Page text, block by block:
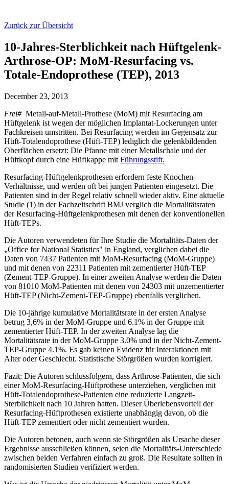
Zurück zur Übersicht
10-Jahres-Sterblichkeit nach Hüftgelenk-
Arthrose-OP: MoM-Resurfacing vs.
Totale-Endoprothese (TEP), 2013
December 23, 2013
Frei# Metall-auf-Metall-Prothese (MoM) mit Resurfacing am
Hüftgelenk ist wegen der möglichen Implantat-Lockerungen unter
Fachkreisen umstritten. Bei Resurfacing werden im Gegensatz zur
Hüft-Totalendoprothese (Hüft-TEP) lediglich die gelenkbildenden
Oberflächen ersetzt: Die Pfanne mit einer Metallschale und der
Hüftkopf durch eine Hüftkappe mit Führungsstift.
Resurfacing-Hüftgelenkprothesen erfordern feste Knochen-
Verhältnisse, und werden oft bei jungen Patienten eingesetzt. Die
Patienten sind in der Regel relativ schnell wieder aktiv. Eine aktuelle
Studie (1) in der Fachzeitschrift BMJ verglich die Mortalitätsraten
der Resurfacing-Hüftgelenkprothesen mit denen der konventionellen
Hüft-TEPs.
Die Autoren verwendeten für Ihre Studie die Mortalitäts-Daten der
„Office for National Statistics" in England, verglichen dabei die
Daten von 7437 Patienten mit MoM-Resurfacing (MoM-Gruppe)
und mit denen von 22311 Patienten mit zementierter Hüft-TEP
(Zement-TEP-Gruppe). In einer zweiten Analyse werden die Daten
von 81010 MoM-Patienten mit denen von 24303 mit unzementierter
Hüft-TEP (Nicht-Zement-TEP-Gruppe) ebenfalls verglichen.
Die 10-jährige kumulative Mortalitätsrate in der ersten Analyse
betrug 3,6% in der MoM-Gruppe und 6.1% in der Gruppe mit
zementierter Hüft-TEP. In der zweiten Analyse lag die
Mortalitätsrate in der MoM-Gruppe 3.0% und in der Nicht-Zement-
TEP-Gruppe 4.1%. Es gab keinen Evidenz für Interaktionen mit
Alter oder Geschlecht. Statistische Störgrößen wurden korrigiert.
Fazit: Die Autoren schlussfolgern, dass Arthrose-Patienten, die sich
einer MoM-Resurfacing-Hüftprothese unterziehen, verglichen mit
Hüft-Totalendoprothese-Patienten eine reduzierte Langzeit-
Sterblichkeit nach 10 Jahren hatten. Dieser Überlebensvorteil der
Resurfacing-Hüftprothesen existierte unabhängig davon, ob die
Hüft-TEP zementiert oder nicht zementiert wurden.
Die Autoren betonen, auch wenn sie Störgrößen als Ursache dieser
Ergebnisse ausschließen können, seien die Mortalitäts-Unterschiede
zwischen beiden Verfahren einfach zu groß. Die Resultate sollten in
randomisierten Studien verifiziert werden.